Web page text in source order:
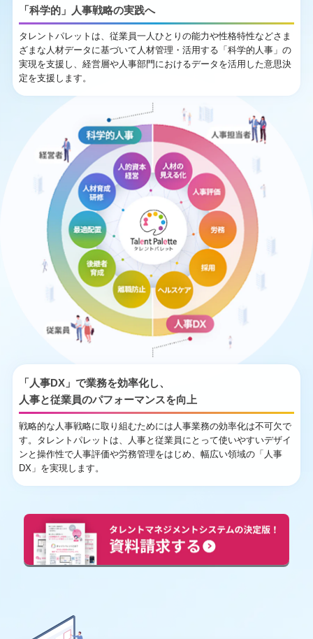
「科学的」人事戦略の実践へ
タレントパレットは、従業員一人ひとりの能力や性格特性などさま
ざまな人材データに基づいて人材管理・活用する「科学的人事」の
実現を支援し、経営層や人事部門におけるデータを活用した意思決
定を支援します。
「人事DX」で業務を効率化し、
人事と従業員のパフォーマンスを向上
戦略的な人事戦略に取り組むためには人事業務の効率化は不可欠で
す。タレントパレットは、人事と従業員にとって使いやすいデザイ
ンと操作性で人事評価や労務管理をはじめ、幅広い領域の「人事
DX」を実現します。